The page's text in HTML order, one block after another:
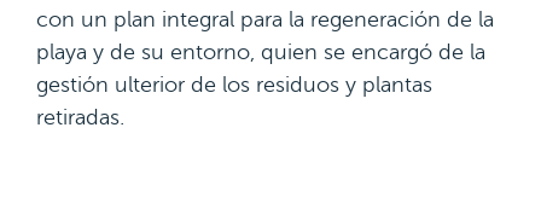
con un plan integral para la regeneración de la
playa y de su entorno, quien se encargó de la
gestión ulterior de los residuos y plantas
retiradas.